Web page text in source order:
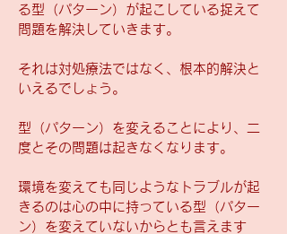
る型（パターン）が起こしている捉えて
問題を解決していきます。
それは対処療法ではなく、根本的解決と
いえるでしょう。
型（パターン）を変えることにより、二
度とその問題は起きなくなります。
環境を変えても同じようなトラブルが起
きるのは心の中に持っている型（パター
ン）を変えていないからとも言えます